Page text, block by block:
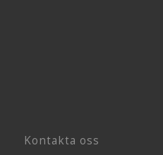
Kontakta oss